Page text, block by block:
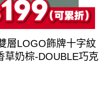
層LOGO飾牌十字紋
草奶棕-DOUBLE巧克